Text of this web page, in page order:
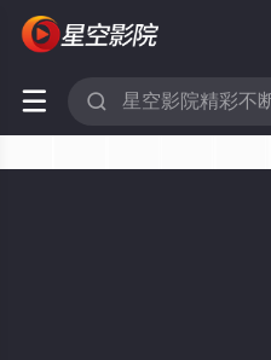
 